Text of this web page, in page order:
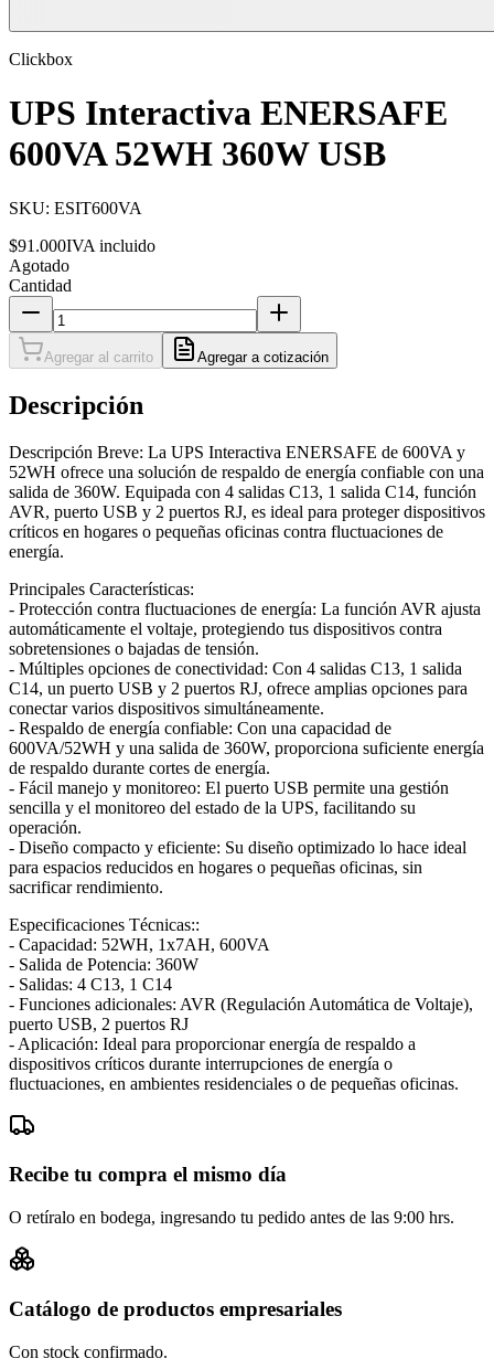
Clickbox
UPS Interactiva ENERSAFE
600VA 52WH 360W USB
SKU: ESIT600VA
$91.000IVA incluido
Agotado
Cantidad
Agregar al carrito Agregar a cotización
Descripción
Descripción Breve: La UPS Interactiva ENERSAFE de 600VA y
52WH ofrece una solución de respaldo de energía confiable con una
salida de 360W. Equipada con 4 salidas C13, 1 salida C14, función
AVR, puerto USB y 2 puertos RJ, es ideal para proteger dispositivos
críticos en hogares o pequeñas oficinas contra fluctuaciones de
energía.
Principales Características:
- Protección contra fluctuaciones de energía: La función AVR ajusta
automáticamente el voltaje, protegiendo tus dispositivos contra
sobretensiones o bajadas de tensión.
- Múltiples opciones de conectividad: Con 4 salidas C13, 1 salida
C14, un puerto USB y 2 puertos RJ, ofrece amplias opciones para
conectar varios dispositivos simultáneamente.
- Respaldo de energía confiable: Con una capacidad de
600VA/52WH y una salida de 360W, proporciona suficiente energía
de respaldo durante cortes de energía.
- Fácil manejo y monitoreo: El puerto USB permite una gestión
sencilla y el monitoreo del estado de la UPS, facilitando su
operación.
- Diseño compacto y eficiente: Su diseño optimizado lo hace ideal
para espacios reducidos en hogares o pequeñas oficinas, sin
sacrificar rendimiento.
Especificaciones Técnicas::
- Capacidad: 52WH, 1x7AH, 600VA
- Salida de Potencia: 360W
- Salidas: 4 C13, 1 C14
- Funciones adicionales: AVR (Regulación Automática de Voltaje),
puerto USB, 2 puertos RJ
- Aplicación: Ideal para proporcionar energía de respaldo a
dispositivos críticos durante interrupciones de energía o
fluctuaciones, en ambientes residenciales o de pequeñas oficinas.
Recibe tu compra el mismo día
O retíralo en bodega, ingresando tu pedido antes de las 9:00 hrs.
Catálogo de productos empresariales
Con stock confirmado.